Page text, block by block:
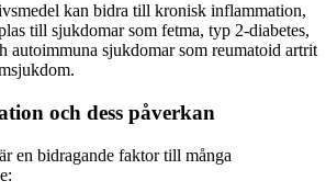
kan bidra till kronisk inflammation,
till sjukdomar som fetma, typ 2-diabetes,
autoimmuna sjukdomar som reumatoid artrit
och dess påverkan
en bidragande faktor till många